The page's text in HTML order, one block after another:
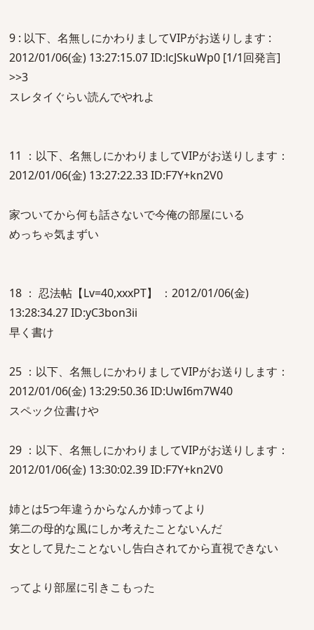
9 : 以下、名無しにかわりましてVIPがお送りします :
2012/01/06(金) 13:27:15.07 ID:lcJSkuWp0 [1/1回発言]
>>3
スレタイぐらい読んでやれよ
11 ：以下、名無しにかわりましてVIPがお送りします：
2012/01/06(金) 13:27:22.33 ID:F7Y+kn2V0
家ついてから何も話さないで今俺の部屋にいる
めっちゃ気まずい
18 ： 忍法帖【Lv=40,xxxPT】 ：2012/01/06(金)
13:28:34.27 ID:yC3bon3ii
早く書け
25 ：以下、名無しにかわりましてVIPがお送りします：
2012/01/06(金) 13:29:50.36 ID:UwI6m7W40
スペック位書けや
29 ：以下、名無しにかわりましてVIPがお送りします：
2012/01/06(金) 13:30:02.39 ID:F7Y+kn2V0
姉とは5つ年違うからなんか姉ってより
第二の母的な風にしか考えたことないんだ
女として見たことないし告白されてから直視できない
ってより部屋に引きこもった